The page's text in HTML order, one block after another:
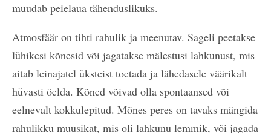
muudab peielaua tähenduslikuks.
Atmosfäär on tihti rahulik ja meenutav. Sageli peetakse
lühikesi kõnesid või jagatakse mälestusi lahkunust, mis
aitab leinajatel üksteist toetada ja lähedasele väärikalt
hüvasti öelda. Kõned võivad olla spontaansed või
eelnevalt kokkulepitud. Mõnes peres on tavaks mängida
rahulikku muusikat, mis oli lahkunu lemmik, või jagada